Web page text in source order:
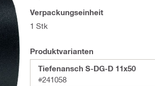
Verpackungseinheit
1 Stk
Produktvarianten
Tiefenansch S-DG-D 11x50
#241058